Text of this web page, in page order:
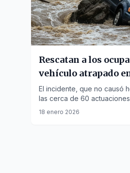
Rescatan a los
vehículo atrapado
l'Alforja
El incidente, que no causó
las cerca de 60
registradas en la Región de
18 enero 2026